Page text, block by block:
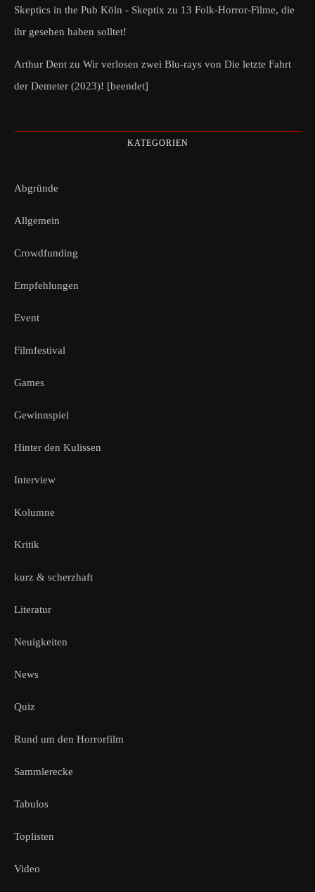
Skeptics in the Pub Köln - Skeptix zu 13 Folk-Horror-Filme, die
ihr gesehen haben solltet!
Arthur Dent zu Wir verlosen zwei Blu-rays von Die letzte Fahrt
der Demeter (2023)! [beendet]
KATEGORIEN
Abgründe
Allgemein
Crowdfunding
Empfehlungen
Event
Filmfestival
Games
Gewinnspiel
Hinter den Kulissen
Interview
Kolumne
Kritik
kurz & scherzhaft
Literatur
Neuigkeiten
News
Quiz
Rund um den Horrorfilm
Sammlerecke
Tabulos
Toplisten
Video